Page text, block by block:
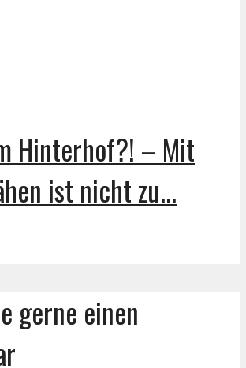
Hinterhof?! – Mit
ist nicht zu...
gerne einen